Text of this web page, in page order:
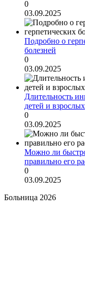
0
03.09.2025
Подробно о
болезней
0
03.09.2025
Длительность
детей и взрослых
0
03.09.2025
Можно ли быстро
правильно его
0
03.09.2025
Больница 2026